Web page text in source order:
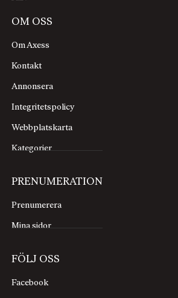
OM OSS
Om Axess
Kontakt
Annonsera
Integritetspolicy
Webbplatskarta
Kategorier
PRENUMERATION
Prenumerera
Mina sidor
FÖLJ OSS
Facebook